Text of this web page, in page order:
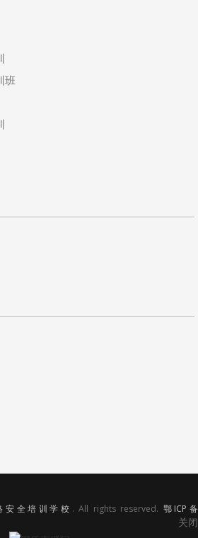
班
安全培训学校 . All rights reserved. 鄂ICP备
关闭